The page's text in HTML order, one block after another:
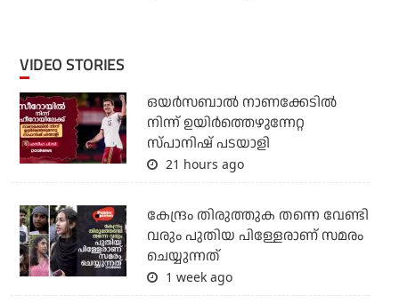
VIDEO STORIES
ഒയര്‍സബാൽ നാണക്കേടിൽ
നിന്ന് ഉയിർത്തെഴുന്നേറ്റ
സ്പാനിഷ് പടയാളി
21 hours ago
കേന്ദ്രം തിരുത്തുക തന്നെ വേണ്ടി
വരും പുതിയ പിള്ളേരാണ് സമരം
ചെയ്യുന്നത്
1 week ago